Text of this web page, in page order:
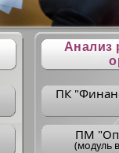
Анализ
ПК
ПM
(модуль